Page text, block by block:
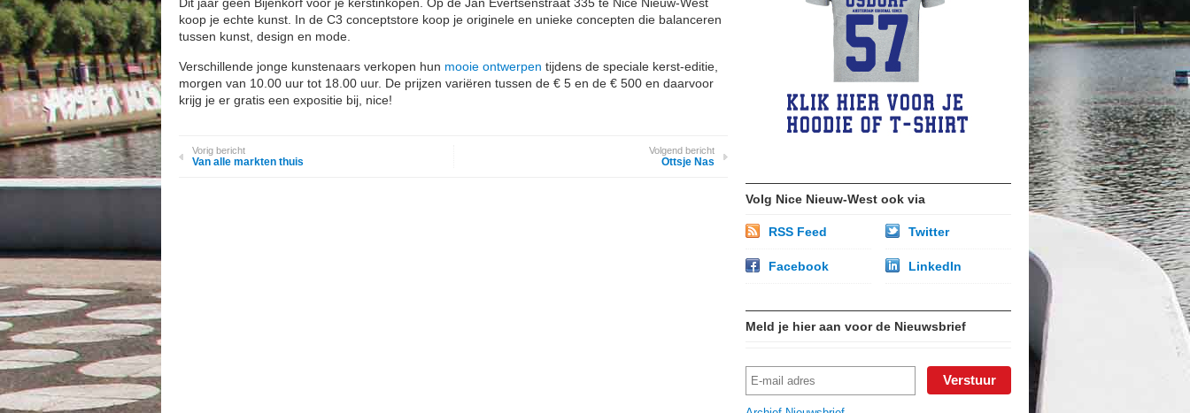
koop je echte kunst. In de C3 conceptstore koop je originele en unieke concepten die balanceren
tussen kunst, design en mode.
Verschillende jonge kunstenaars verkopen hun mooie ontwerpen tijdens de speciale kerst-editie,
morgen van 10.00 uur tot 18.00 uur. De prijzen variëren tussen de € 5 en de € 500 en daarvoor
krijg je er gratis een expositie bij, nice!
Vorig bericht
Van alle markten thuis
Volgend bericht
Ottsje Nas
Volg Nice Nieuw-West ook via
RSS Feed Twitter
Facebook LinkedIn
Meld je hier aan voor de Nieuwsbrief